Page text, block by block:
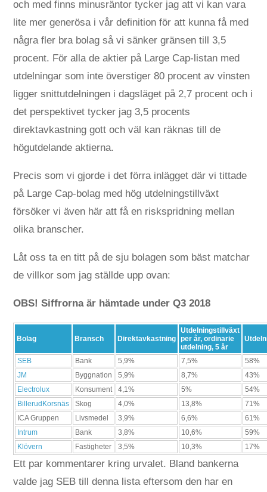
och med finns minusräntor tycker jag att vi kan vara
lite mer generösa i vår definition för att kunna få med
några fler bra bolag så vi sänker gränsen till 3,5
procent. För alla de aktier på Large Cap-listan med
utdelningar som inte överstiger 80 procent av vinsten
ligger snittutdelningen i dagsläget på 2,7 procent och i
det perspektivet tycker jag 3,5 procents
direktavkastning gott och väl kan räknas till de
högutdelande aktierna.
Precis som vi gjorde i det förra inlägget där vi tittade
på Large Cap-bolag med hög utdelningstillväxt
försöker vi även här att få en riskspridning mellan
olika branscher.
Låt oss ta en titt på de sju bolagen som bäst matchar
de villkor som jag ställde upp ovan:
OBS! Siffrorna är hämtade under Q3 2018
Bolag Bransch Direktavkastning
Utdelningstillväxt
per år, ordinarie
utdelning, 5 år
SEB Bank 5,9% 7,5%
58%
JM
Byggnation 5,9% 8,7%
43%
Electrolux
Konsument 4,1% 5%
54%
BillerudKorsnäs
Skog 4,0% 13,8%
71%
ICA Gruppen
Livsmedel 3,9% 6,6%
61%
Intrum
Bank 3,8% 10,6%
59%
Klövern
Fastigheter 3,5% 10,3% 17%
Ett par kommentarer kring urvalet. Bland bankerna
valde jag SEB till denna lista eftersom den har en